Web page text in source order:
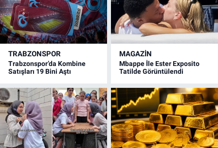
TRABZONSPOR
Trabzonspor’da Kombine
Satışları 19 Bini Aştı
MAGAZİN
Mbappe İle Ester Exposito
Tatilde Görüntülendi